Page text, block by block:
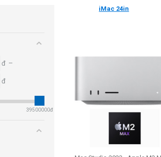
đ –
đ
39500000đ
iMac 24in